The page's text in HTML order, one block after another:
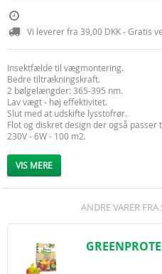
Vi leverer fra 39,00 DKK - Gratis
Insektfælde til vægmontering.
Bedre tiltrækningskraft.
2 bølgelængder: 365-395 nm.
Lav vægt - høj effektivitet.
Slut med at udskifte lysstofrør.
Flot og diskret design der også
230V - 6W - 100 m2.
Høj effekt - 4000V transformer.
Udtræksbakke: Ø30 cm x 7 cm.
VIS MERE
ANDRE VARER